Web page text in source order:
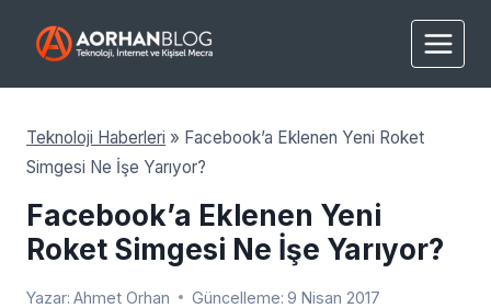
Teknoloji Haberleri » Facebook’a Eklenen Yeni Roket
Simgesi Ne İşe Yarıyor?
Facebook’a Eklenen Yeni
Roket Simgesi Ne İşe Yarıyor?
Yazar: Ahmet Orhan Güncelleme: 9 Nisan 2017